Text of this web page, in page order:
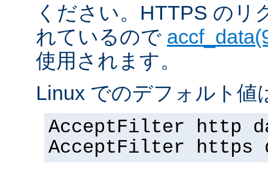
ください。HTTPS のリ
れているので
使用されます。
Linux でのデフォルト値
AcceptFilter http
AcceptFilter https